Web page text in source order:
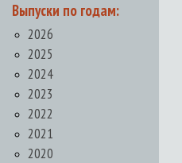
Выпуски по годам:
2026
2025
2024
2023
2022
2021
2020